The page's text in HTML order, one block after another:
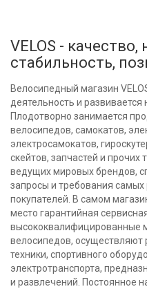
VELOS -
стабильность,
Велосипедный магазин
деятельность и развивается
Плодотворно занимается
велосипедов, самокатов,
электросамокатов,
скейтов, запчастей и прочих
ведущих мировых брендов,
запросы и требования
покупателей. В самом
место гарантийная
высококвалифицированные
велосипедов,
техники, спортивного
электротранспорта,
и развлечений. Постоянное